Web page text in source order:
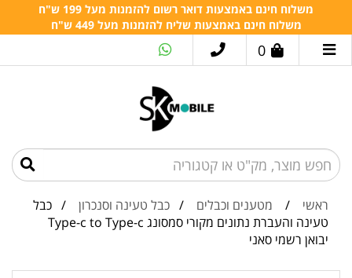
משלוח חינם באמצעות דואר רשום להזמנות מעל 199 ש"ח
משלוח חינם באמצעות שליח להזמנות מעל 449 ש"ח
0
ראשי / מטענים וכבלים / כבל טעינה וסנכרון / כבל
טעינה והעברת נתונים מקורי סמסונג Type-c to Type-c
יבואן רשמי סאני